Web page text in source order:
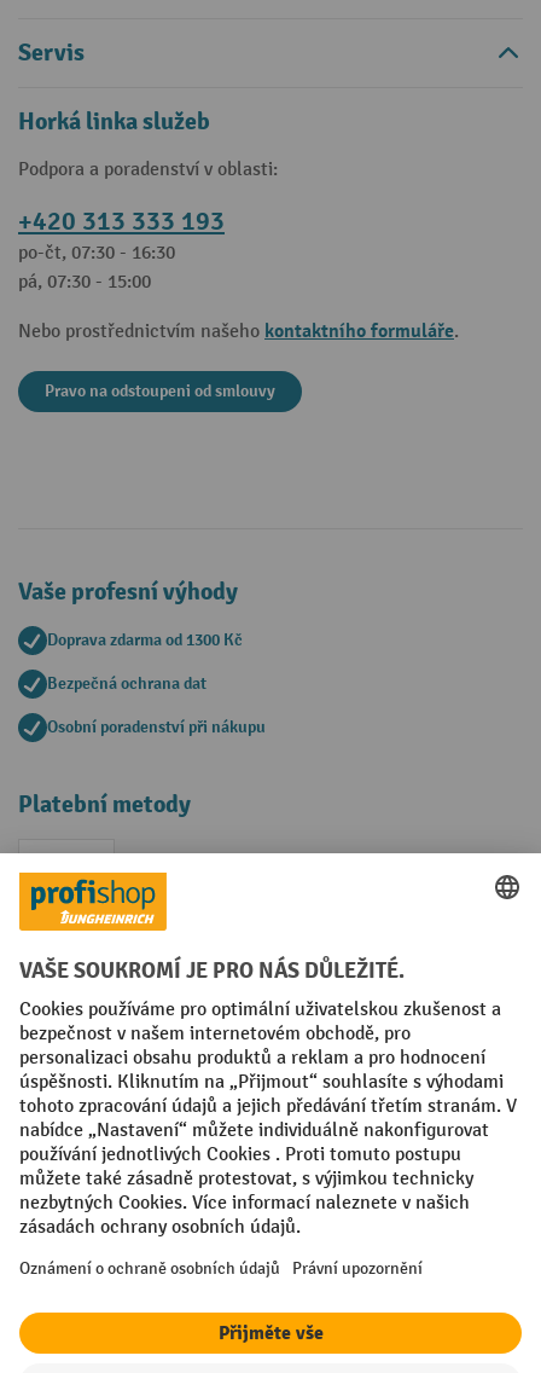
Servis
Horká linka služeb
Podpora a poradenství v oblasti:
+420 313 333 193
po-čt, 07:30 - 16:30
pá, 07:30 - 15:00
Nebo prostřednictvím našeho kontaktního formuláře.
Pravo na odstoupeni od smlouvy
Vaše profesní výhody
Doprava zdarma od 1300 Kč
Bezpečná ochrana dat
Osobní poradenství při nákupu
Platební metody
Faktura
Sociální sítě
Facebook
YouTubeLinkedIn
VODP Otisk
Prohlášení o ochraně osobních údajů
Nastavení ochrany osobních údajů
All prices excl. VAT plusshipping costsand possible delivery charges,
¹ Sleva platí do vyprodání zásob. Sleva se nevztahuje na akční ceny.